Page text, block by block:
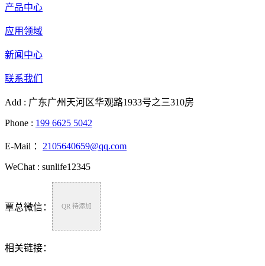
产品中心
应用领域
新闻中心
联系我们
Add : 广东广州天河区华观路1933号之三310房
Phone : 199 6625 5042
E-Mail ： 2105640659@qq.com
WeChat : sunlife12345
覃总微信： QR 待添加
相关链接：